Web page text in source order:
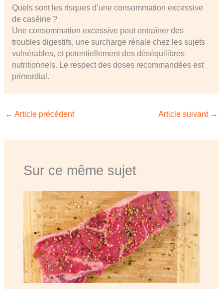
Quels sont les risques d’une consommation excessive
de caséine ?
Une consommation excessive peut entraîner des
troubles digestifs, une surcharge rénale chez les sujets
vulnérables, et potentiellement des déséquilibres
nutritionnels. Le respect des doses recommandées est
primordial.
← Article précédent Article suivant →
Sur ce même sujet